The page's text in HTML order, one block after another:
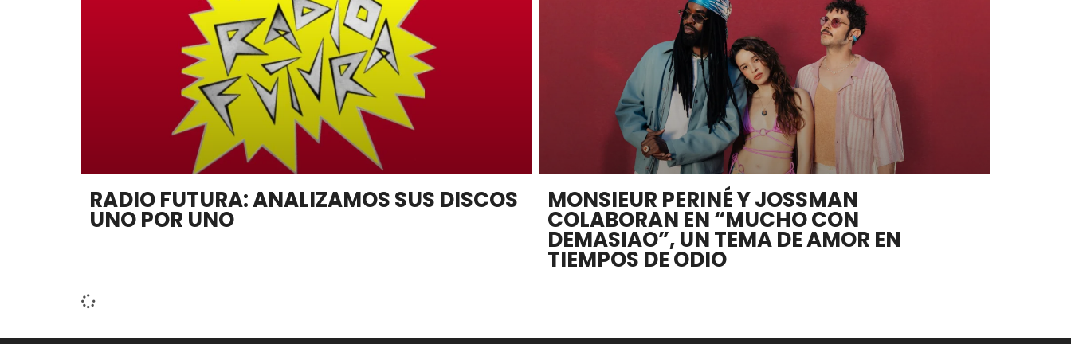
RADIO FUTURA: ANALIZAMOS SUS DISCOS
UNO POR UNO
MONSIEUR PERINÉ Y JOSSMAN
COLABORAN EN “MUCHO CON
DEMASIAO”, UN TEMA DE AMOR EN
TIEMPOS DE ODIO